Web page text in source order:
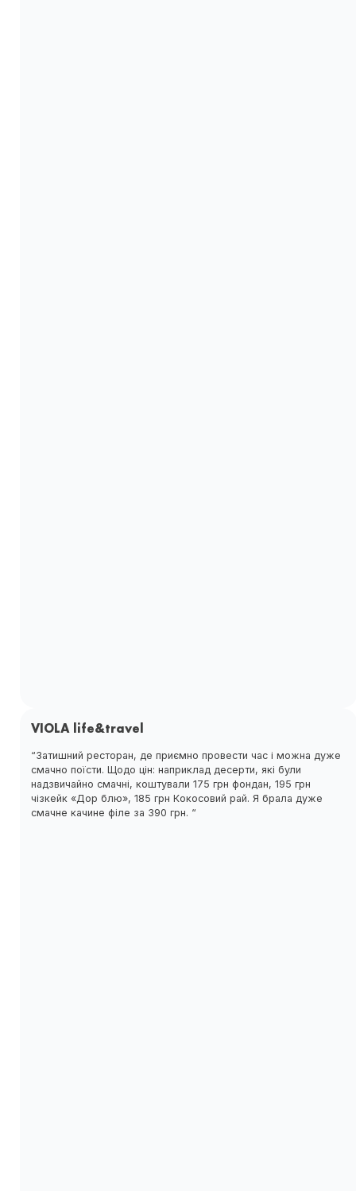
VIOLA life&travel
“Затишний ресторан, де приємно провести час і можна дуже
смачно поїсти. Щодо цін: наприклад десерти, які були
надзвичайно смачні, коштували 175 грн фондан, 195 грн
чізкейк «Дор блю», 185 грн Кокосовий рай. Я брала дуже
смачне качине філе за 390 грн. “